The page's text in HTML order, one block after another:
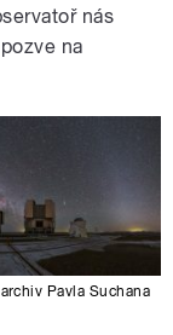
nás
na
archiv Pavla Suchana